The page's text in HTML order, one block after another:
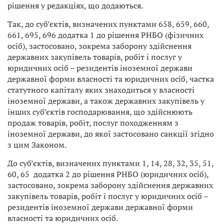
рішення у редакціях, що додаються.
Так, до суб’єктів, визначених пунктами 658, 659, 660,
661, 695, 696 додатка 1 до рішення РНБО (фізичних
осіб), застосовано, зокрема заборону здійснення
державних закупівель товарів, робіт і послуг у
юридичних осіб – резидентів іноземної держави
державної форми власності та юридичних осіб, частка
статутного капіталу яких знаходиться у власності
іноземної держави, а також державних закупівель у
інших суб’єктів господарювання, що здійснюють
продаж товарів, робіт, послуг походженням з
іноземної держави, до якої застосовано санкції згідно
з цим Законом.
До суб’єктів, визначених пунктами 1, 14, 28, 32, 35, 51,
60, 65 додатка 2 до рішення РНБО (юридичних осіб),
застосовано, зокрема заборону здійснення державних
закупівель товарів, робіт і послуг у юридичних осіб –
резидентів іноземної держави державної форми
власності та юридичних осіб.